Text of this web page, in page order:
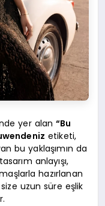
yer alan“Bu
etiketi,
bu yaklaşımın da
anlayışı,
hazırlanan
uzun süre eşlik